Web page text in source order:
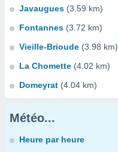
Javaugues (3.59 km)
Fontannes (3.72 km)
Vieille-Brioude (3.98 km)
La Chomette (4.02 km)
Domeyrat (4.04 km)
Météo...
Heure par heure